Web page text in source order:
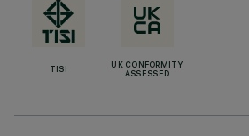
TISI
UK CONFORMITY
ASSESSED